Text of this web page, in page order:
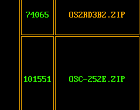
74065 OS2RD3B2.ZIP
101551 OSC-252E.ZIP